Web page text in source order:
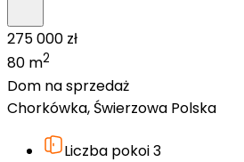
275 000 zł
80 m2
Dom na sprzedaż
Chorkówka, Świerzowa Polska
Liczba pokoi3